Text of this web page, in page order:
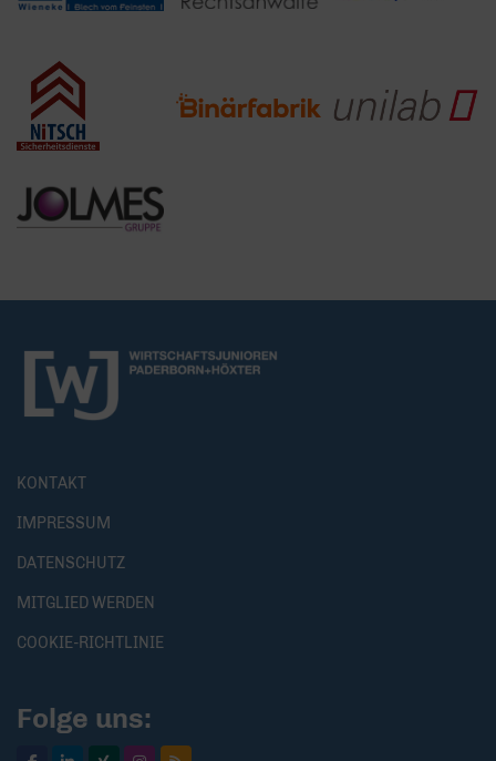
KONTAKT
IMPRESSUM
DATENSCHUTZ
MITGLIED WERDEN
COOKIE-RICHTLINIE
Folge uns: